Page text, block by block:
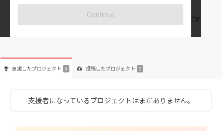
Continue
出身国：日本 出身地：埼玉県
初めまして。さりょうです。趣味は読書です。 皆様からの暖かいご支
援、ご協力宜しくお願い致します。
支援したプロジェクト 0 投稿したプロジェクト 2
支援者になっているプロジェクトはまだありません。